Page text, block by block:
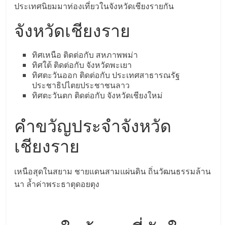
ประเทศนิยมมาท่องเที่ยวในจังหวัดเชียงรายกัน
จังหวัดเชียงราย
ทิศเหนือ ติดต่อกับ สหภาพพม่า
ทิศใต้ ติดต่อกับ จังหวัดพะเยา
ทิศตะวันออก ติดต่อกับ ประเทศสาธารณรัฐ
ประชาธิปไตยประชาชนลาว
ทิศตะวันตก ติดต่อกับ จังหวัดเชียงใหม่
คำขวัญประจำจังหวัด
เชียงราย
เหนือสุดในสยาม ชายแดนสามแผ่นดิน ถิ่นวัฒนธรรมล้าน
นา ล้ำค่าพระธาตุดอยตุง